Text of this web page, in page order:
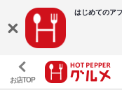
はじめてのア
お店TOP